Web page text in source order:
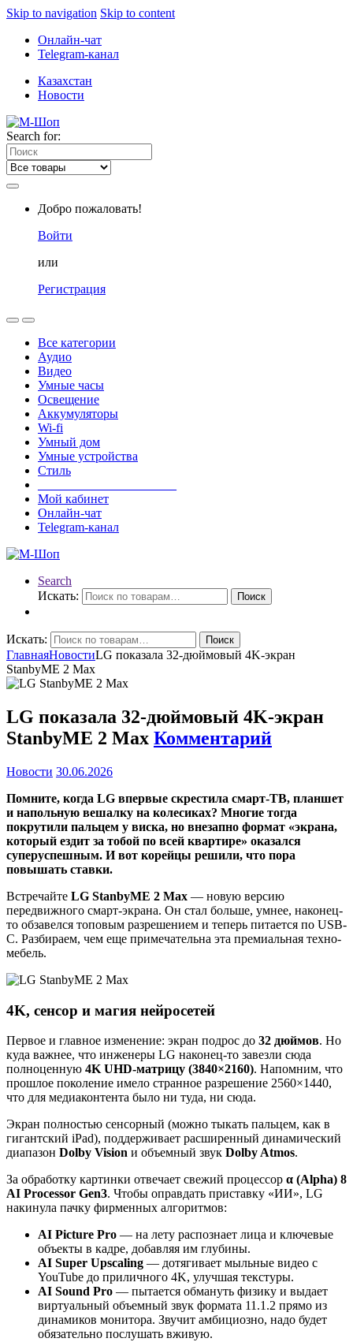
Skip to navigation Skip to content
Онлайн-чат
Telegram-канал
Казахстан
Новости
Search for:
Добро пожаловать!
Войти
или
Регистрация
Все категории
Аудио
Видео
Умные часы
Освещение
Аккумуляторы
Wi-fi
Умный дом
Умные устройства
Стиль
Мой кабинет
Онлайн-чат
Telegram-канал
Search
Искать:
Поиск
Искать: Поиск
ГлавнаяНовостиLG показала 32-дюймовый 4K-экран
StanbyME 2 Max
LG показала 32-дюймовый 4K-экран
StanbyME 2 Max Комментарий
Новости 30.06.2026
Помните, когда LG впервые скрестила смарт-ТВ, планшет
и напольную вешалку на колесиках? Многие тогда
покрутили пальцем у виска, но внезапно формат «экрана,
который ездит за тобой по всей квартире» оказался
суперуспешным. И вот корейцы решили, что пора
повышать ставки.
Встречайте LG StanbyME 2 Max — новую версию
передвижного смарт-экрана. Он стал больше, умнее, наконец-
то обзавелся топовым разрешением и теперь питается по USB-
C. Разбираем, чем еще примечательна эта премиальная техно-
мебель.
4K, сенсор и магия нейросетей
Первое и главное изменение: экран подрос до 32 дюймов. Но
куда важнее, что инженеры LG наконец-то завезли сюда
полноценную 4K UHD-матрицу (3840×2160). Напомним, что
прошлое поколение имело странное разрешение 2560×1440,
что для медиаконтента было ни туда, ни сюда.
Экран полностью сенсорный (можно тыкать пальцем, как в
гигантский iPad), поддерживает расширенный динамический
диапазон Dolby Vision и объемный звук Dolby Atmos.
За обработку картинки отвечает свежий процессор α (Alpha) 8
AI Processor Gen3. Чтобы оправдать приставку «ИИ», LG
накинула пачку фирменных алгоритмов:
AI Picture Pro — на лету распознает лица и ключевые
объекты в кадре, добавляя им глубины.
AI Super Upscaling — дотягивает мыльные видео с
YouTube до приличного 4K, улучшая текстуры.
AI Sound Pro — пытается обмануть физику и выдает
виртуальный объемный звук формата 11.1.2 прямо из
динамиков монитора. Звучит амбициозно, надо будет
обязательно послушать вживую.